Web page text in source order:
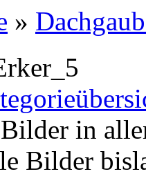
»
in
Bilder